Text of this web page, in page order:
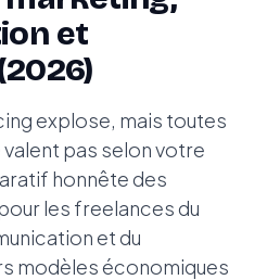
et
explose, mais toutes
pas selon votre
honnête des
les freelances du
et du
modèles économiques